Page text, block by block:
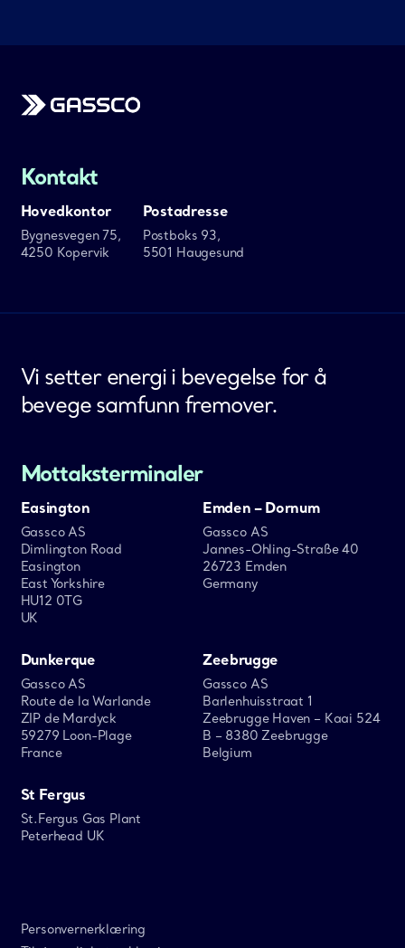
Kontakt
Hovedkontor
Bygnesvegen 75,
4250 Kopervik
Postadresse
Postboks 93,
5501 Haugesund
Vi setter energi i bevegelse for å
bevege samfunn fremover.
Mottaksterminaler
Easington
Gassco AS
Dimlington Road
Easington
East Yorkshire
HU12 0TG
UK
Emden – Dornum
Gassco AS
Jannes-Ohling-Straße 40
26723 Emden
Germany
Dunkerque
Gassco AS
Route de la Warlande
ZIP de Mardyck
59279 Loon-Plage
France
Zeebrugge
Gassco AS
Barlenhuisstraat 1
Zeebrugge Haven – Kaai 524
B – 8380 Zeebrugge
Belgium
St Fergus
St.Fergus Gas Plant
Peterhead UK
Personvernerklæring